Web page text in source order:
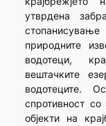
утврдена
природните
водотеци,
вештачките
водотеците.
спротивност
објекти на